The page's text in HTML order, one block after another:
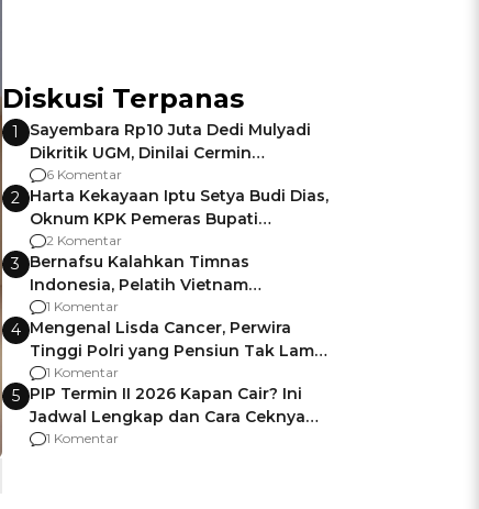
Diskusi Terpanas
1
Sayembara Rp10 Juta Dedi Mulyadi
Dikritik UGM, Dinilai Cermin
Gagalnya Negara Jamin Keamanan
6 Komentar
2 Harta Kekayaan Iptu Setya Budi Dias,
Oknum KPK Pemeras Bupati
Pemalang
2 Komentar
3 Bernafsu Kalahkan Timnas
Indonesia, Pelatih Vietnam
Berencana Pakai Jimat di Pakansari
1 Komentar
4 Mengenal Lisda Cancer, Perwira
Tinggi Polri yang Pensiun Tak Lama
Usai Jadi Brigjen
1 Komentar
5 PIP Termin II 2026 Kapan Cair? Ini
Jadwal Lengkap dan Cara Ceknya
agar Dana Tidak Hangus!
1 Komentar